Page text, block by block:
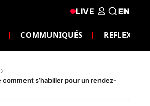
COMMUNIQUÉS REFLEXION
LIVE EN
comment s’habiller pour un rendez-